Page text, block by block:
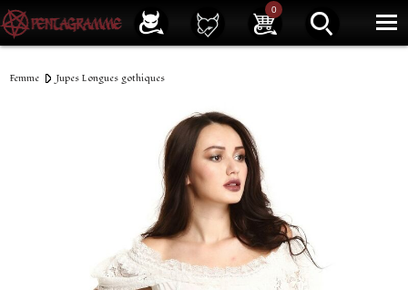
0
Service client 01 40 39 07 94
Newsletter | | Facebook | Instagram
|
Femme Jupes Longues gothiques